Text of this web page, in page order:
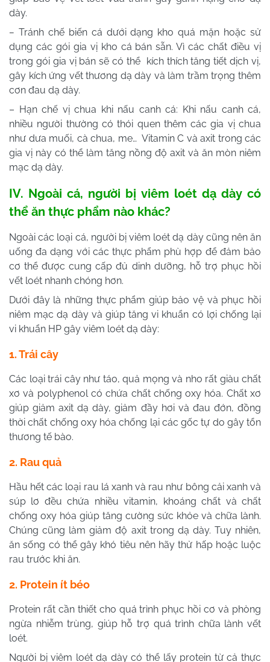
dày.
– Tránh chế biến cá dưới dạng kho quá mặn hoặc sử
dụng các gói gia vị kho cá bán sẵn. Vì các chất điều vị
trong gói gia vị bán sẽ có thể kích thích tăng tiết dịch vị,
gây kích ứng vết thương dạ dày và làm trầm trọng thêm
cơn đau dạ dày.
– Hạn chế vị chua khi nấu canh cá: Khi nấu canh cá,
nhiều người thường có thói quen thêm các gia vị chua
như dưa muối, cà chua, me… Vitamin C và axit trong các
gia vị này có thể làm tăng nồng độ axit và ăn mòn niêm
mạc dạ dày.
IV. Ngoài cá, người bị viêm loét dạ dày có
thể ăn thực phẩm nào khác?
Ngoài các loại cá, người bị viêm loét dạ dày cũng nên ăn
uống đa dạng với các thực phẩm phù hợp để đảm bảo
cơ thể được cung cấp đủ dinh dưỡng, hỗ trợ phục hồi
vết loét nhanh chóng hơn.
Dưới đây là những thực phẩm giúp bảo vệ và phục hồi
niêm mạc dạ dày và giúp tăng vi khuẩn có lợi chống lại
vi khuẩn HP gây viêm loét dạ dày:
1. Trái cây
Các loại trái cây như táo, quả mọng và nho rất giàu chất
xơ và polyphenol có chứa chất chống oxy hóa. Chất xơ
giúp giảm axit dạ dày, giảm đầy hơi và đau đớn, đồng
thời chất chống oxy hóa chống lại các gốc tự do gây tổn
thương tế bào.
2. Rau quả
Hầu hết các loại rau lá xanh và rau như bông cải xanh và
súp lơ đều chứa nhiều vitamin, khoáng chất và chất
chống oxy hóa giúp tăng cường sức khỏe và chữa lành.
Chúng cũng làm giảm độ axit trong dạ dày. Tuy nhiên,
ăn sống có thể gây khó tiêu nên hãy thử hấp hoặc luộc
rau trước khi ăn.
2. Protein ít béo
Protein rất cần thiết cho quá trình phục hồi cơ và phòng
ngừa nhiễm trùng, giúp hỗ trợ quá trình chữa lành vết
loét.
Người bị viêm loét dạ dày có thể lấy protein từ cả thực